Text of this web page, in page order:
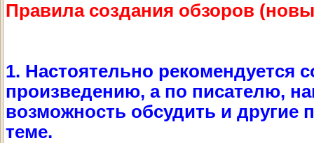
Правила создания обзоров
1. Настоятельно рекомендуется
произведению, а по писателю,
возможность обсудить и другие
теме.